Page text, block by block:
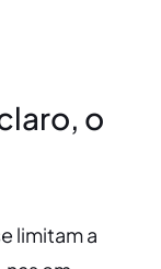
o
limitam a